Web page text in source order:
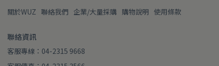
關於WUZ 聯絡我們 企業/大量採購 購物說明 使用條款
聯絡資訊
客服專線：04-2315 9668